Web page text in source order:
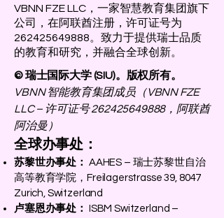
VBNN FZE LLC，一家智慧教育集团旗下
公司，在阿联酋注册，许可证号为
262425649888。致力于提供瑞士品质
的教育和研究，并融合全球创新。
© 瑞士国际大学 (SIU)。版权所有。
VBNN 智能教育集团成员（VBNN FZE
LLC – 许可证号262425649888，阿联酋
阿治曼）
全球办事处：
苏黎世办事处： AAHES – 瑞士苏黎世自治
高等教育学院，Freilagerstrasse 39, 8047
Zurich, Switzerland
卢塞恩办事处：
ISBM Switzerland –